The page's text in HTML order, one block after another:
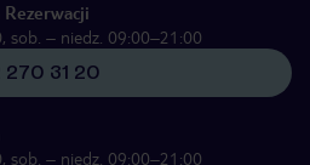
sob. – niedz. 09:00–21:00
270 31 20
sob. – niedz. 09:00–21:00